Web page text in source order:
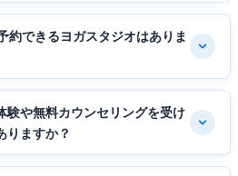
約できるヨガスタジオはありま
験や無料カウンセリングを受け
りますか？